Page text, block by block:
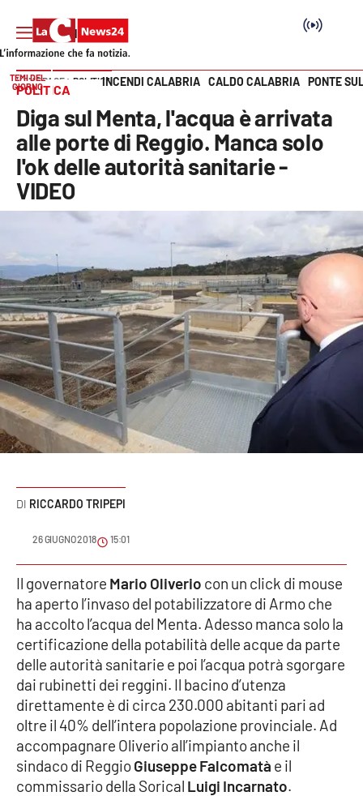
SEZIONI
Cronaca
Politica
Attualità
Economia e lavoro
Italia Mondo
Sanità
Sport
Cultura
Podcast
Meteo
Editoriali
VIDEO
Ambiente
Cronaca
Cultura
Vai
TEMI DEL
GIORNO
INCENDI CALABRIA CALDO CALABRIA PONTE
HOME PAGE POLITICA
POLITICA
Diga sul Menta, l'acqua è arrivata
alle porte di Reggio. Manca solo
l'ok delle autorità sanitarie -
VIDEO
RICCARDO TRIPEPI
26 GIUGNO 2018 15:01
Il governatore Mario Oliverio con un click di mouse
ha aperto l’invaso del potabilizzatore di Armo che
ha accolto l’acqua del Menta. Adesso manca solo la
certificazione della potabilità delle acque da parte
delle autorità sanitarie e poi l’acqua potrà sgorgare
dai rubinetti dei reggini. Il bacino d’utenza
direttamente è di circa 230.000 abitanti pari ad
oltre il 40% dell’intera popolazione provinciale. Ad
accompagnare Oliverio all’impianto anche il
sindaco di ReggioGiuseppe Falcomatà e il
commissario della Sorical Luigi Incarnato.